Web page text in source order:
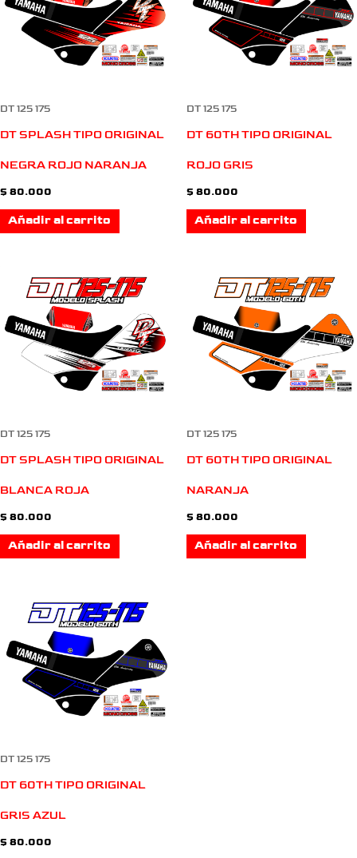
DT 125 175
DT SPLASH TIPO ORIGINAL
NEGRA ROJO NARANJA
$ 80.000
Añadir al carrito
DT 125 175
DT 60TH TIPO ORIGINAL
ROJO GRIS
$ 80.000
Añadir al carrito
DT 125 175
DT SPLASH TIPO ORIGINAL
BLANCA ROJA
$ 80.000
Añadir al carrito
DT 125 175
DT 60TH TIPO ORIGINAL
NARANJA
$ 80.000
Añadir al carrito
DT 125 175
DT 60TH TIPO ORIGINAL
GRIS AZUL
$ 80.000